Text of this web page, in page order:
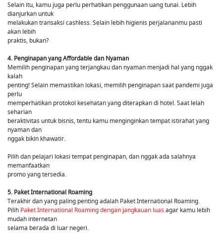
Selain itu, kamu juga perlu perhatikan penggunaan uang tunai. Lebih
dianjurkan untuk
melakukan transaksi cashless. Selain lebih higienis perjalananmu pasti
akan lebih
praktis, bukan?
4. Penginapan yang Affordable dan Nyaman
Memilih penginapan yang terjangkau dan nyaman menjadi hal yang nggak
kalah
penting! Selain memastikan lokasi, memilih penginapan saat pandemi juga
perlu
memperhatikan protokol kesehatan yang diterapkan di hotel. Saat lelah
seharian
beraktivitas untuk bisnis, tentu kamu menginginkan tempat istirahat yang
nyaman dan
nggak bikin khawatir.
Pilih dan pelajari lokasi tempat penginapan, dan nggak ada salahnya
memanfaatkan
promo yang tersedia.
5. Paket International Roaming
Terakhir dan yang paling penting adalah Paket International Roaming.
Pilih Paket International Roaming dengan jangkauan luas agar kamu lebih
mudah internetan
selama berada di luar negeri.